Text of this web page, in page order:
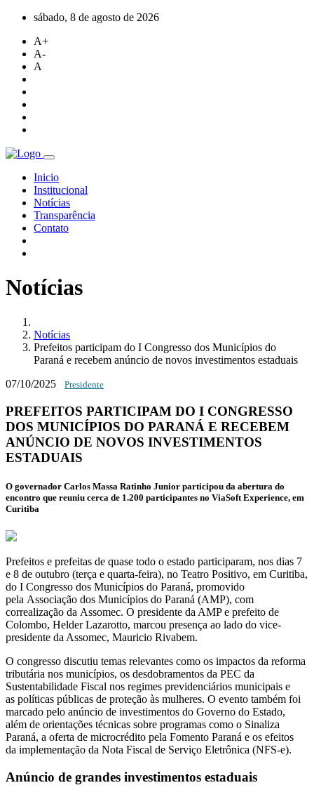
sábado, 8 de agosto de 2026
A+
A-
A
Inicio
Institucional
Notícias
Transparência
Contato
Notícias
Notícias
Prefeitos participam do I Congresso dos Municípios do
Paraná e recebem anúncio de novos investimentos estaduais
07/10/2025 Presidente
PREFEITOS PARTICIPAM DO I CONGRESSO
DOS MUNICÍPIOS DO PARANÁ E RECEBEM
ANÚNCIO DE NOVOS INVESTIMENTOS
ESTADUAIS
O governador Carlos Massa Ratinho Junior participou da abertura do
encontro que reuniu cerca de 1.200 participantes no ViaSoft Experience, em
Curitiba
Prefeitos e prefeitas de quase todo o estado participaram, nos dias 7
e 8 de outubro (terça e quarta-feira), no Teatro Positivo, em Curitiba,
do I Congresso dos Municípios do Paraná, promovido
pela Associação dos Municípios do Paraná (AMP), com
correalização da Assomec. O presidente da AMP e prefeito de
Colombo, Helder Lazarotto, marcou presença ao lado do vice-
presidente da Assomec, Mauricio Rivabem.
O congresso discutiu temas relevantes como os impactos da reforma
tributária nos municípios, os desdobramentos da PEC da
Sustentabilidade Fiscal nos regimes previdenciários municipais e
as políticas públicas de proteção às mulheres. O evento também foi
marcado pelo anúncio de investimentos do Governo do Estado,
além de orientações técnicas sobre programas como o Sinaliza
Paraná, a oferta de microcrédito pela Fomento Paraná e os efeitos
da implementação da Nota Fiscal de Serviço Eletrônica (NFS-e).
Anúncio de grandes investimentos estaduais